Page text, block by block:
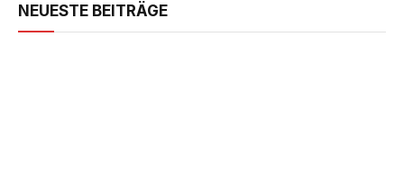
NEUESTE BEITRÄGE